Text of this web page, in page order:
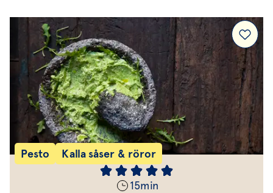
Pesto Kalla såser & röror
15min